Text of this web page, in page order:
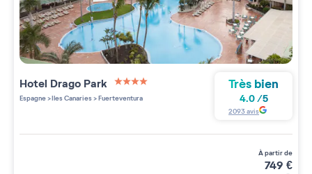
Hotel Drago Park
4 étoiles sur 5
Espagne>Iles Canaries>Fuerteventura
Très bien
4.0 /5
2093avis
à partir de
749 €